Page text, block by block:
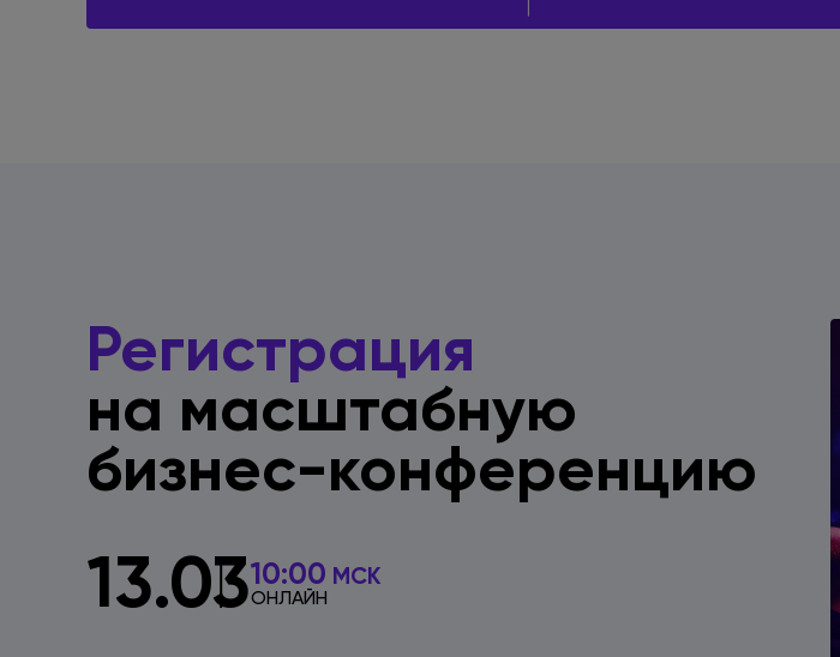
Регистрация
на масштабную
бизнес-конференцию
13.0310:00 МСК
ОНЛАЙН